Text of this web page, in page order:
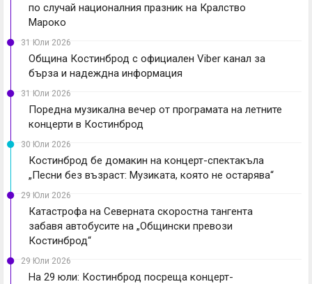
по случай националния празник на Кралство
Мароко
31 Юли 2026
Община Костинброд с официален Viber канал за
бърза и надеждна информация
31 Юли 2026
Поредна музикална вечер от програмата на летните
концерти в Костинброд
30 Юли 2026
Костинброд бе домакин на концерт-спектакъла
„Песни без възраст: Музиката, която не остарява“
29 Юли 2026
Катастрофа на Северната скоростна тангента
забавя автобусите на „Общински превози
Костинброд“
29 Юли 2026
На 29 юли: Костинброд посреща концерт-